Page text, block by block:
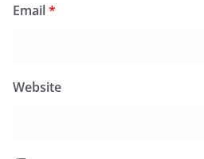
Email*
Website